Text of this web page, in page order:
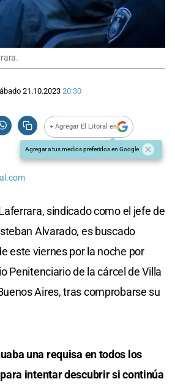
21.10.202320:30
+ Agregar El Litoral en
Agregar a tus medios preferidos en Google
sindicado como el jefe de
Alvarado, es buscado
este viernes por la noche por
Penitenciario de la cárcel de Villa
Aires, tras comprobarse su
una requisa en todos los
intentar descubrir si continúa